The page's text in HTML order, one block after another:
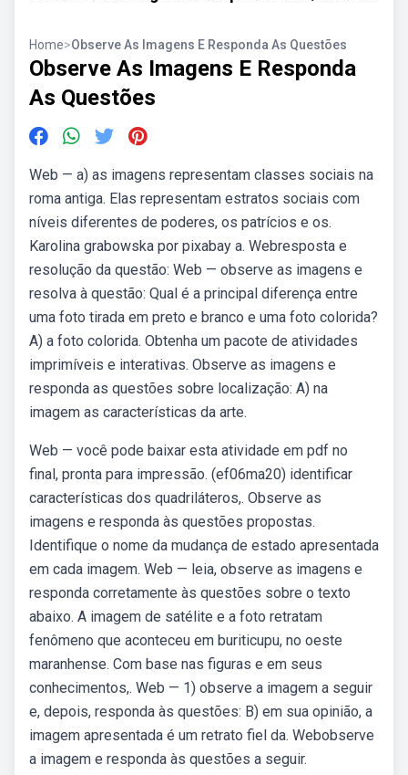
Home>Observe As Imagens E Responda As Questões
Observe As Imagens E Responda
As Questões
Web — a) as imagens representam classes sociais na
roma antiga. Elas representam estratos sociais com
níveis diferentes de poderes, os patrícios e os.
Karolina grabowska por pixabay a. Webresposta e
resolução da questão: Web — observe as imagens e
resolva à questão: Qual é a principal diferença entre
uma foto tirada em preto e branco e uma foto colorida?
A) a foto colorida. Obtenha um pacote de atividades
imprimíveis e interativas. Observe as imagens e
responda as questões sobre localização: A) na
imagem as características da arte.
Web — você pode baixar esta atividade em pdf no
final, pronta para impressão. (ef06ma20) identificar
características dos quadriláteros,. Observe as
imagens e responda às questões propostas.
Identifique o nome da mudança de estado apresentada
em cada imagem. Web — leia, observe as imagens e
responda corretamente às questões sobre o texto
abaixo. A imagem de satélite e a foto retratam
fenômeno que aconteceu em buriticupu, no oeste
maranhense. Com base nas figuras e em seus
conhecimentos,. Web — 1) observe a imagem a seguir
e, depois, responda às questões: B) em sua opinião, a
imagem apresentada é um retrato fiel da. Webobserve
a imagem e responda às questões a seguir.